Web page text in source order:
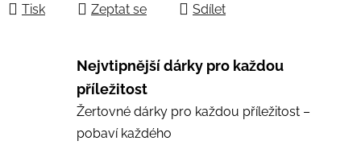
Tisk Zeptat se Sdílet
Nejvtipnější dárky pro každou
příležitost
Žertovné dárky pro každou příležitost –
pobaví každého